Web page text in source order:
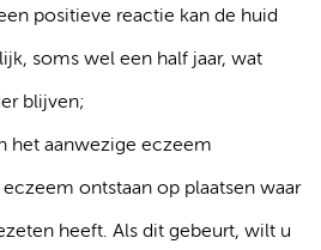
positieve reactie kan de huid
soms wel een half jaar, wat
blijven;
het aanwezige eczeem
ontstaan op plaatsen waar
heeft. Als dit gebeurt, wilt u